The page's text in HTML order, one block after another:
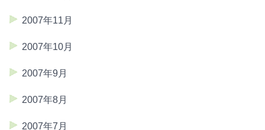
2007年11月
2007年10月
2007年9月
2007年8月
2007年7月